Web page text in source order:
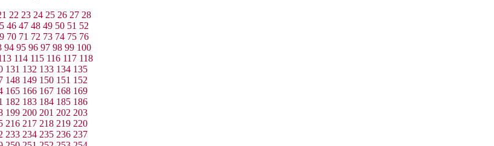
22 23 24 25 26 27 28
46 47 48 49 50 51 52
70 71 72 73 74 75 76
94 95 96 97 98 99 100
114 115 116 117 118
131 132 133 134 135
148 149 150 151 152
165 166 167 168 169
182 183 184 185 186
199 200 201 202 203
216 217 218 219 220
233 234 235 236 237